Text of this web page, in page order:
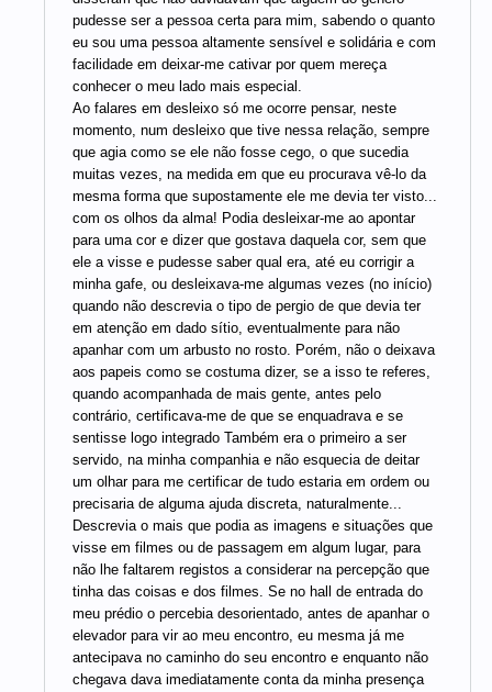
pudesse ser a pessoa certa para mim, sabendo o quanto
eu sou uma pessoa altamente sensível e solidária e com
facilidade em deixar-me cativar por quem mereça
conhecer o meu lado mais especial.
Ao falares em desleixo só me ocorre pensar, neste
momento, num desleixo que tive nessa relação, sempre
que agia como se ele não fosse cego, o que sucedia
muitas vezes, na medida em que eu procurava vê-lo da
mesma forma que supostamente ele me devia ter visto...
com os olhos da alma! Podia desleixar-me ao apontar
para uma cor e dizer que gostava daquela cor, sem que
ele a visse e pudesse saber qual era, até eu corrigir a
minha gafe, ou desleixava-me algumas vezes (no início)
quando não descrevia o tipo de pergio de que devia ter
em atenção em dado sítio, eventualmente para não
apanhar com um arbusto no rosto. Porém, não o deixava
aos papeis como se costuma dizer, se a isso te referes,
quando acompanhada de mais gente, antes pelo
contrário, certificava-me de que se enquadrava e se
sentisse logo integrado Também era o primeiro a ser
servido, na minha companhia e não esquecia de deitar
um olhar para me certificar de tudo estaria em ordem ou
precisaria de alguma ajuda discreta, naturalmente...
Descrevia o mais que podia as imagens e situações que
visse em filmes ou de passagem em algum lugar, para
não lhe faltarem registos a considerar na percepção que
tinha das coisas e dos filmes. Se no hall de entrada do
meu prédio o percebia desorientado, antes de apanhar o
elevador para vir ao meu encontro, eu mesma já me
antecipava no caminho do seu encontro e enquanto não
chegava dava imediatamente conta da minha presença